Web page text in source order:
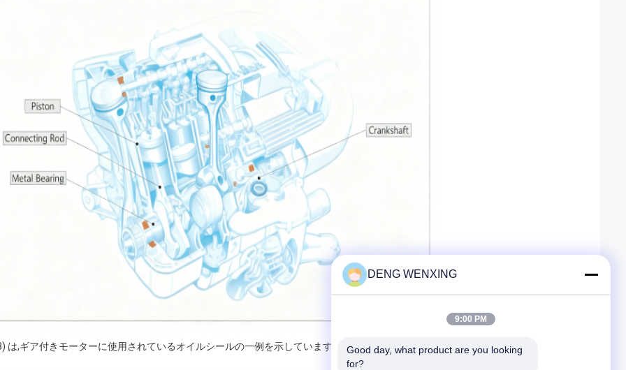
は,ギア付きモーターに使用されているオイルシールの一例を示しています.
DENG WENXING
9:00 PM
Good day, what product are you looking
for?